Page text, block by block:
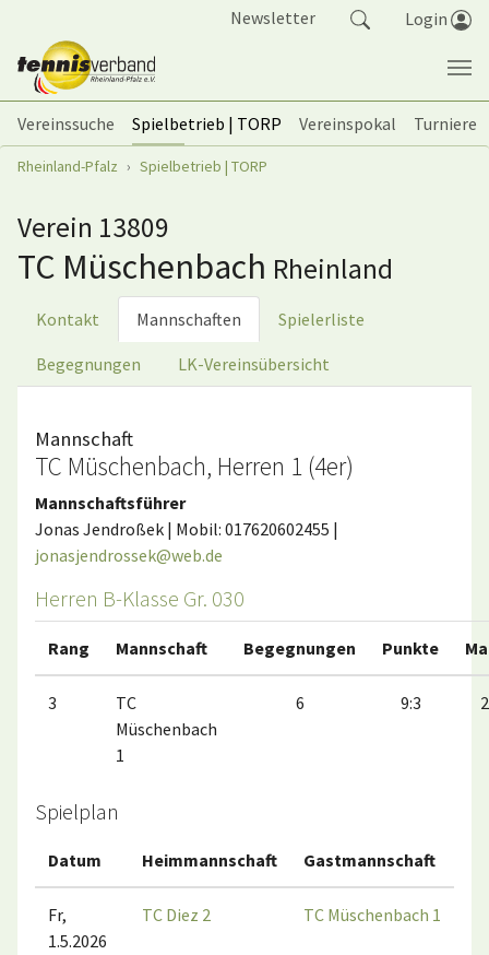
Newsletter Login
Vereinssuche Spielbetrieb | TORP Vereinspokal
Turniere
Sie sind hier:
Rheinland-Pfalz Spielbetrieb | TORP
Verein 13809
TC Müschenbach Rheinland
Kontakt Mannschaften Spielerliste
Begegnungen LK-Vereinsübersicht
Mannschaft
TC Müschenbach, Herren 1 (4er)
Mannschaftsführer
Jonas Jendroßek | Mobil: 017620602455 |
jonasjendrossek@web.de
Herren B-Klasse Gr. 030
Rang Mannschaft Begegnungen Punkte
3
TC
Müschenbach
1
6 9:3
Spielplan
Datum Heimmannschaft Gastmannschaft
Fr,
1.5.2026
TC Diez 2 TC Müschenbach 1